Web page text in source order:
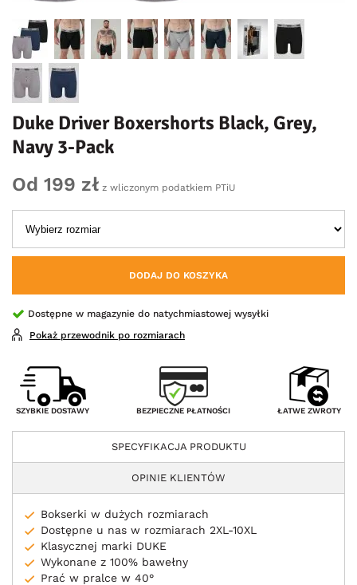
Duke Driver Boxershorts Black, Grey,
Navy 3-Pack
Od 199 zł z wliczonym podatkiem PTiU
DODAJ DO KOSZYKA
Dostępne w magazynie do natychmiastowej wysyłki
Pokaż przewodnik po rozmiarach
SZYBKIE DOSTAWY BEZPIECZNE PŁATNOŚCI ŁATWE ZWROTY
SPECYFIKACJA PRODUKTU
OPINIE KLIENTÓW
Bokserki w dużych rozmiarach
Dostępne u nas w rozmiarach 2XL-10XL
Klasycznej marki DUKE
Wykonane z 100% bawełny
Prać w pralce w 40°